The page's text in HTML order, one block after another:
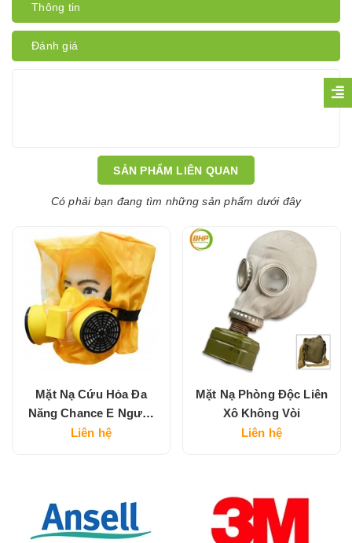
Thông tin
Đánh giá
SẢN PHẨM LIÊN QUAN
Có phải bạn đang tìm những sản phẩm dưới đây
Mặt Nạ Cứu Hỏa Đa
Năng Chance E Người
Lớn
Liên hệ
Mặt Nạ Phòng Độc Liên
Xô Không Vòi
Liên hệ